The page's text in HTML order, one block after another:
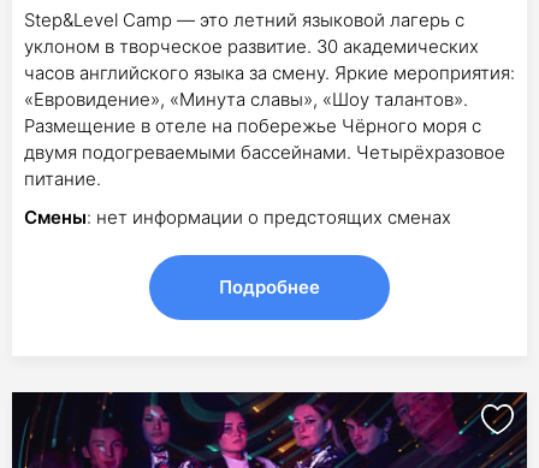
Step&Level Camp — это летний языковой лагерь с
уклоном в творческое развитие. 30 академических
часов английского языка за смену. Яркие мероприятия:
«Евровидение», «Минута славы», «Шоу талантов».
Размещение в отеле на побережье Чёрного моря с
двумя подогреваемыми бассейнами. Четырёхразовое
питание.
Смены: нет информации о предстоящих сменах
Подробнее